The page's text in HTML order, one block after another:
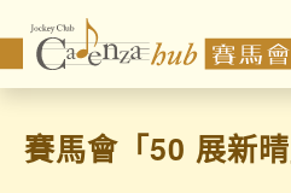
賽馬會「50 展新